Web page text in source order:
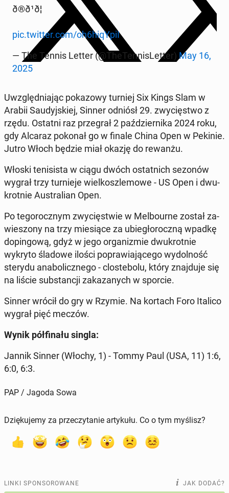
ð®ð¹ð¦
pic.twitter.com/oh6hiqYpiI
— The Tennis Letter (@The­Ten­ni­sLet­ter) May 16,
2025
Uwzględ­nia­jąc po­ka­zo­wy turniej Six Kings Slam w
Arabii Sau­dyj­skiej, Sinner odniósł 29. zwy­cię­stwo z
rzędu. Ostatni raz prze­grał 2 paź­dzier­ni­ka 2024 roku,
gdy Alcaraz pokonał go w finale China Open w Pekinie.
Jutro Włoch będzie miał okazję do rewanżu.
Włoski te­ni­si­sta w ciągu dwóch ostat­nich sezonów
wygrał trzy tur­nie­je wiel­kosz­le­mo­we - US Open i dwu­
krot­nie Au­stra­lian Open.
Po te­go­rocz­nym zwy­cię­stwie w Mel­bo­ur­ne został za­
wie­szo­ny na trzy mie­sią­ce za ubie­gło­rocz­ną wpadkę
do­pin­go­wą, gdyż w jego or­ga­ni­zmie dwu­krot­nie
wykryto śladowe ilości po­pra­wia­ją­ce­go wy­dol­ność
sterydu ana­bo­licz­ne­go - clo­ste­bo­lu, który znaj­du­je się
na liście sub­stan­cji za­ka­za­nych w sporcie.
Sinner wrócił do gry w Rzymie. Na kortach Foro Italico
wygrał pięć meczów.
Wynik pół­fi­na­łu singla:
Jannik Sinner (Włochy, 1) - Tommy Paul (USA, 11) 1:6,
6:0, 6:3.
PAP / Jagoda Sowa
Dziękujemy za przeczytanie artykułu. Co o tym myślisz?
LINKI SPONSOROWANE JAK DODAĆ?